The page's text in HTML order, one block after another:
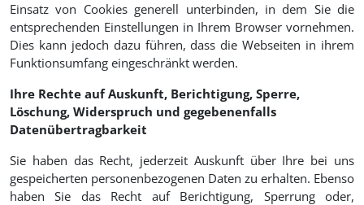
Einsatz von Cookies generell unterbinden, in dem Sie die
entsprechenden Einstellungen in Ihrem Browser vornehmen.
Dies kann jedoch dazu führen, dass die Webseiten in ihrem
Funktionsumfang eingeschränkt werden.
Ihre Rechte auf Auskunft, Berichtigung, Sperre,
Löschung, Widerspruch und gegebenenfalls
Datenübertragbarkeit
Sie haben das Recht, jederzeit Auskunft über Ihre bei uns
gespeicherten personenbezogenen Daten zu erhalten. Ebenso
haben Sie das Recht auf Berichtigung, Sperrung oder,